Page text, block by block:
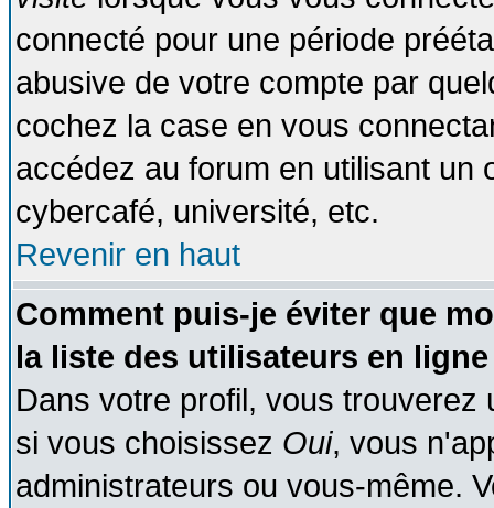
connecté pour une période
abusive de votre compte par
cochez la case en vous
accédez au forum en utilisant un
cybercafé, université, etc.
Revenir en haut
Comment puis-je éviter que
la liste des utilisateurs en
Dans votre profil, vous trouverez
si vous choisissez Oui, vous
administrateurs ou vous-même.